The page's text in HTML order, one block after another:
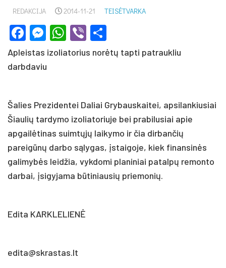
REDAKCIJA 2014-11-21 TEISĖTVARKA
Facebook
Messenger
WhatsApp
Viber
Apleistas izoliatorius norėtų tapti patraukliu
darbdaviu
Šalies Prezidentei Daliai Grybauskaitei, apsilankiusiai
Šiaulių tardymo izoliatoriuje bei prabilusiai apie
apgailėtinas suimtųjų laikymo ir čia dirbančių
pareigūnų darbo sąlygas, įstaigoje, kiek finansinės
galimybės leidžia, vykdomi planiniai patalpų remonto
darbai, įsigyjama būtiniausių priemonių.
Edita KARKLELIENĖ
edita@skrastas.lt